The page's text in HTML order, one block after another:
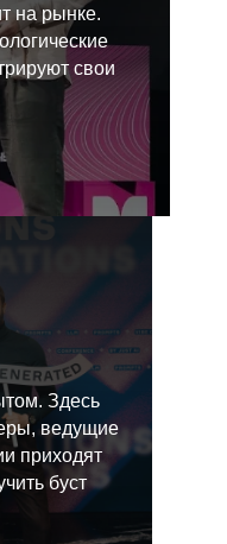
на рынке.
свои
Здесь
ведущие
приходят
буст